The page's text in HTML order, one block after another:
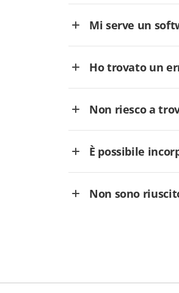
Mi serve un
Ho trovato un
Non riesco a
È possibile
Non sono